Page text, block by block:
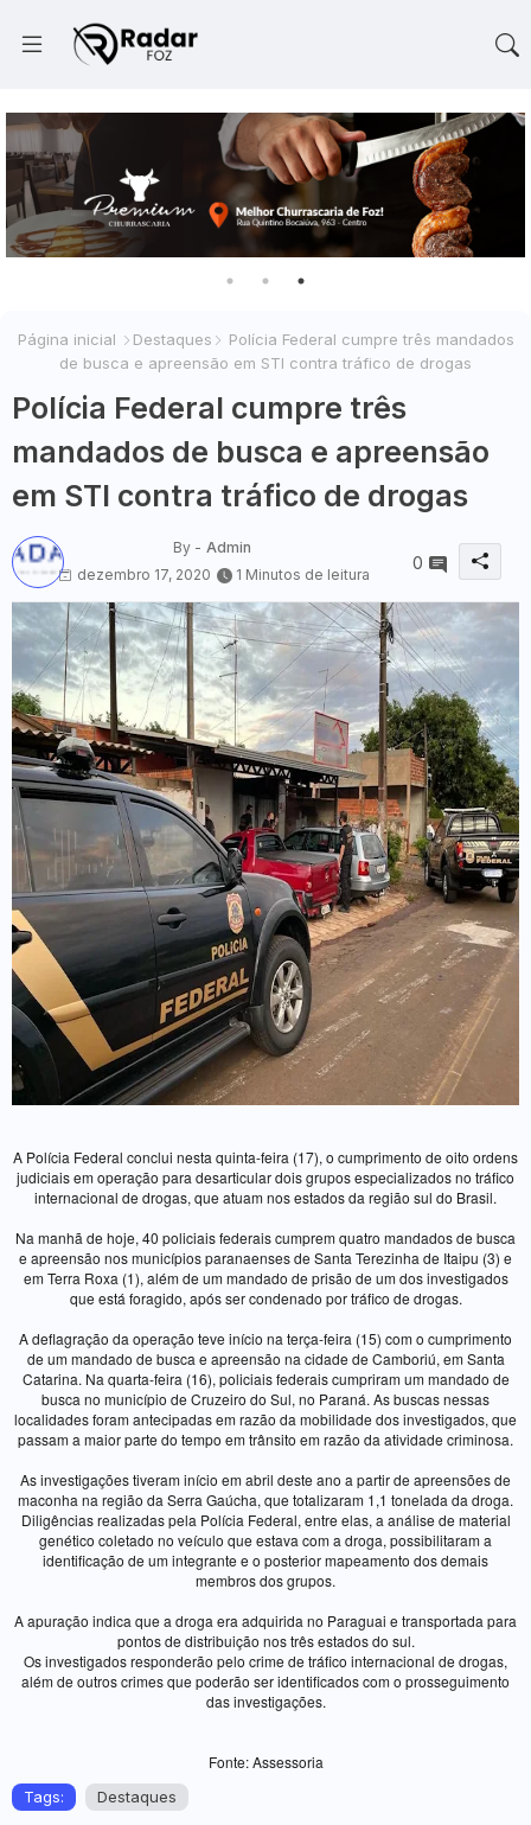
Página inicial Destaques
Polícia Federal cumpre três mandados
de busca e apreensão em STI contra tráfico de drogas
Polícia Federal cumpre três
mandados de busca e apreensão
em STI contra tráfico de drogas
By - Admin
dezembro 17, 2020
1 Minutos de leitura
0
A Polícia Federal conclui nesta quinta-feira (17), o cumprimento de oito ordens
judiciais em operação para desarticular dois grupos especializados no tráfico
internacional de drogas, que atuam nos estados da região sul do Brasil.
Na manhã de hoje, 40 policiais federais cumprem quatro mandados de busca
e apreensão nos municípios paranaenses de Santa Terezinha de Itaipu (3) e
em Terra Roxa (1), além de um mandado de prisão de um dos investigados
que está foragido, após ser condenado por tráfico de drogas.
A deflagração da operação teve início na terça-feira (15) com o cumprimento
de um mandado de busca e apreensão na cidade de Camboriú, em Santa
Catarina. Na quarta-feira (16), policiais federais cumpriram um mandado de
busca no município de Cruzeiro do Sul, no Paraná. As buscas nessas
localidades foram antecipadas em razão da mobilidade dos investigados, que
passam a maior parte do tempo em trânsito em razão da atividade criminosa.
As investigações tiveram início em abril deste ano a partir de apreensões de
maconha na região da Serra Gaúcha, que totalizaram 1,1 tonelada da droga.
Diligências realizadas pela Polícia Federal, entre elas, a análise de material
genético coletado no veículo que estava com a droga, possibilitaram a
identificação de um integrante e o posterior mapeamento dos demais
membros dos grupos.
A apuração indica que a droga era adquirida no Paraguai e transportada para
pontos de distribuição nos três estados do sul.
Os investigados responderão pelo crime de tráfico internacional de drogas,
além de outros crimes que poderão ser identificados com o prosseguimento
das investigações.
Fonte: Assessoria
Tags: Destaques